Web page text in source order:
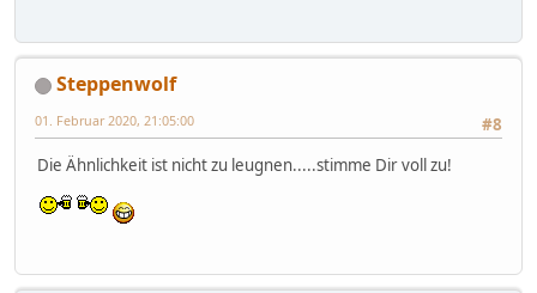
Steppenwolf
#8
01. Februar 2020, 21:05:00
Die Ähnlichkeit ist nicht zu leugnen.....stimme Dir voll zu!